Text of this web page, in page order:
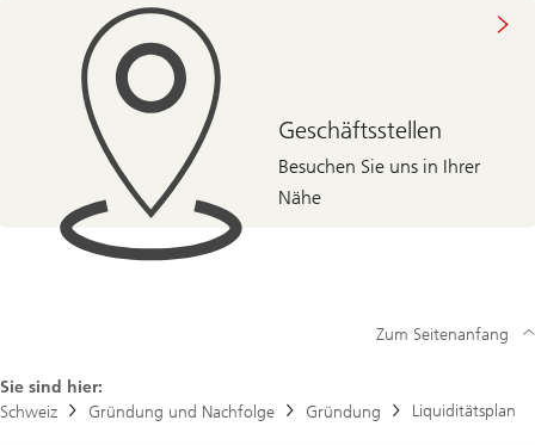
Geschäftsstellen
Besuchen Sie uns in Ihrer
Nähe
Sie sind hier:
Schweiz
Gründung und Nachfolge Gründung Liquiditätsplan
Zum Seitenanfang